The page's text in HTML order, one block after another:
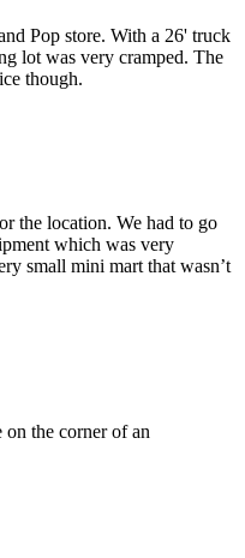
Pop store. With a 26' truck
lot was very cramped. The
though.
the location. We had to go
which was very
small mini mart that wasn’t
the corner of an